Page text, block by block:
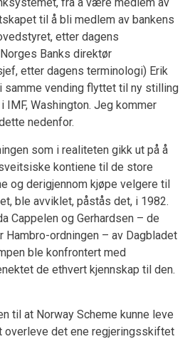
til å bli medlem av bankens
etter dagens
Banks direktør
etter dagens terminologi) Erik
samme vending flyttet til ny stilling
IMF, Washington. Jeg kommer
nedenfor.
som i realiteten gikk ut på å
kontiene til de store
og derigjennom kjøpe velgere til
ble avviklet, påstås det, i 1982.
Cappelen og Gerhardsen – de
Hambro-ordningen – av Dagbladet
ble konfrontert med
de ethvert kjennskap til den.
til at Norway Scheme kunne leve
overleve det ene regjeringsskiftet